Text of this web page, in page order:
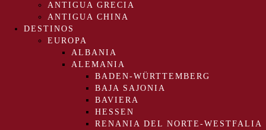
ANTIGUA GRECIA
ANTIGUA CHINA
DESTINOS
EUROPA
ALBANIA
ALEMANIA
BADEN-WÜRTTEMBERG
BAJA SAJONIA
BAVIERA
HESSEN
RENANIA DEL NORTE-WESTFALIA